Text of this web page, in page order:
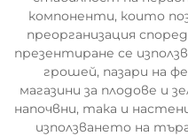
компоненти, които
преорганизация
презентиране се
грошей, пазари на
магазини за плодове и
напочвни, така и
използването на